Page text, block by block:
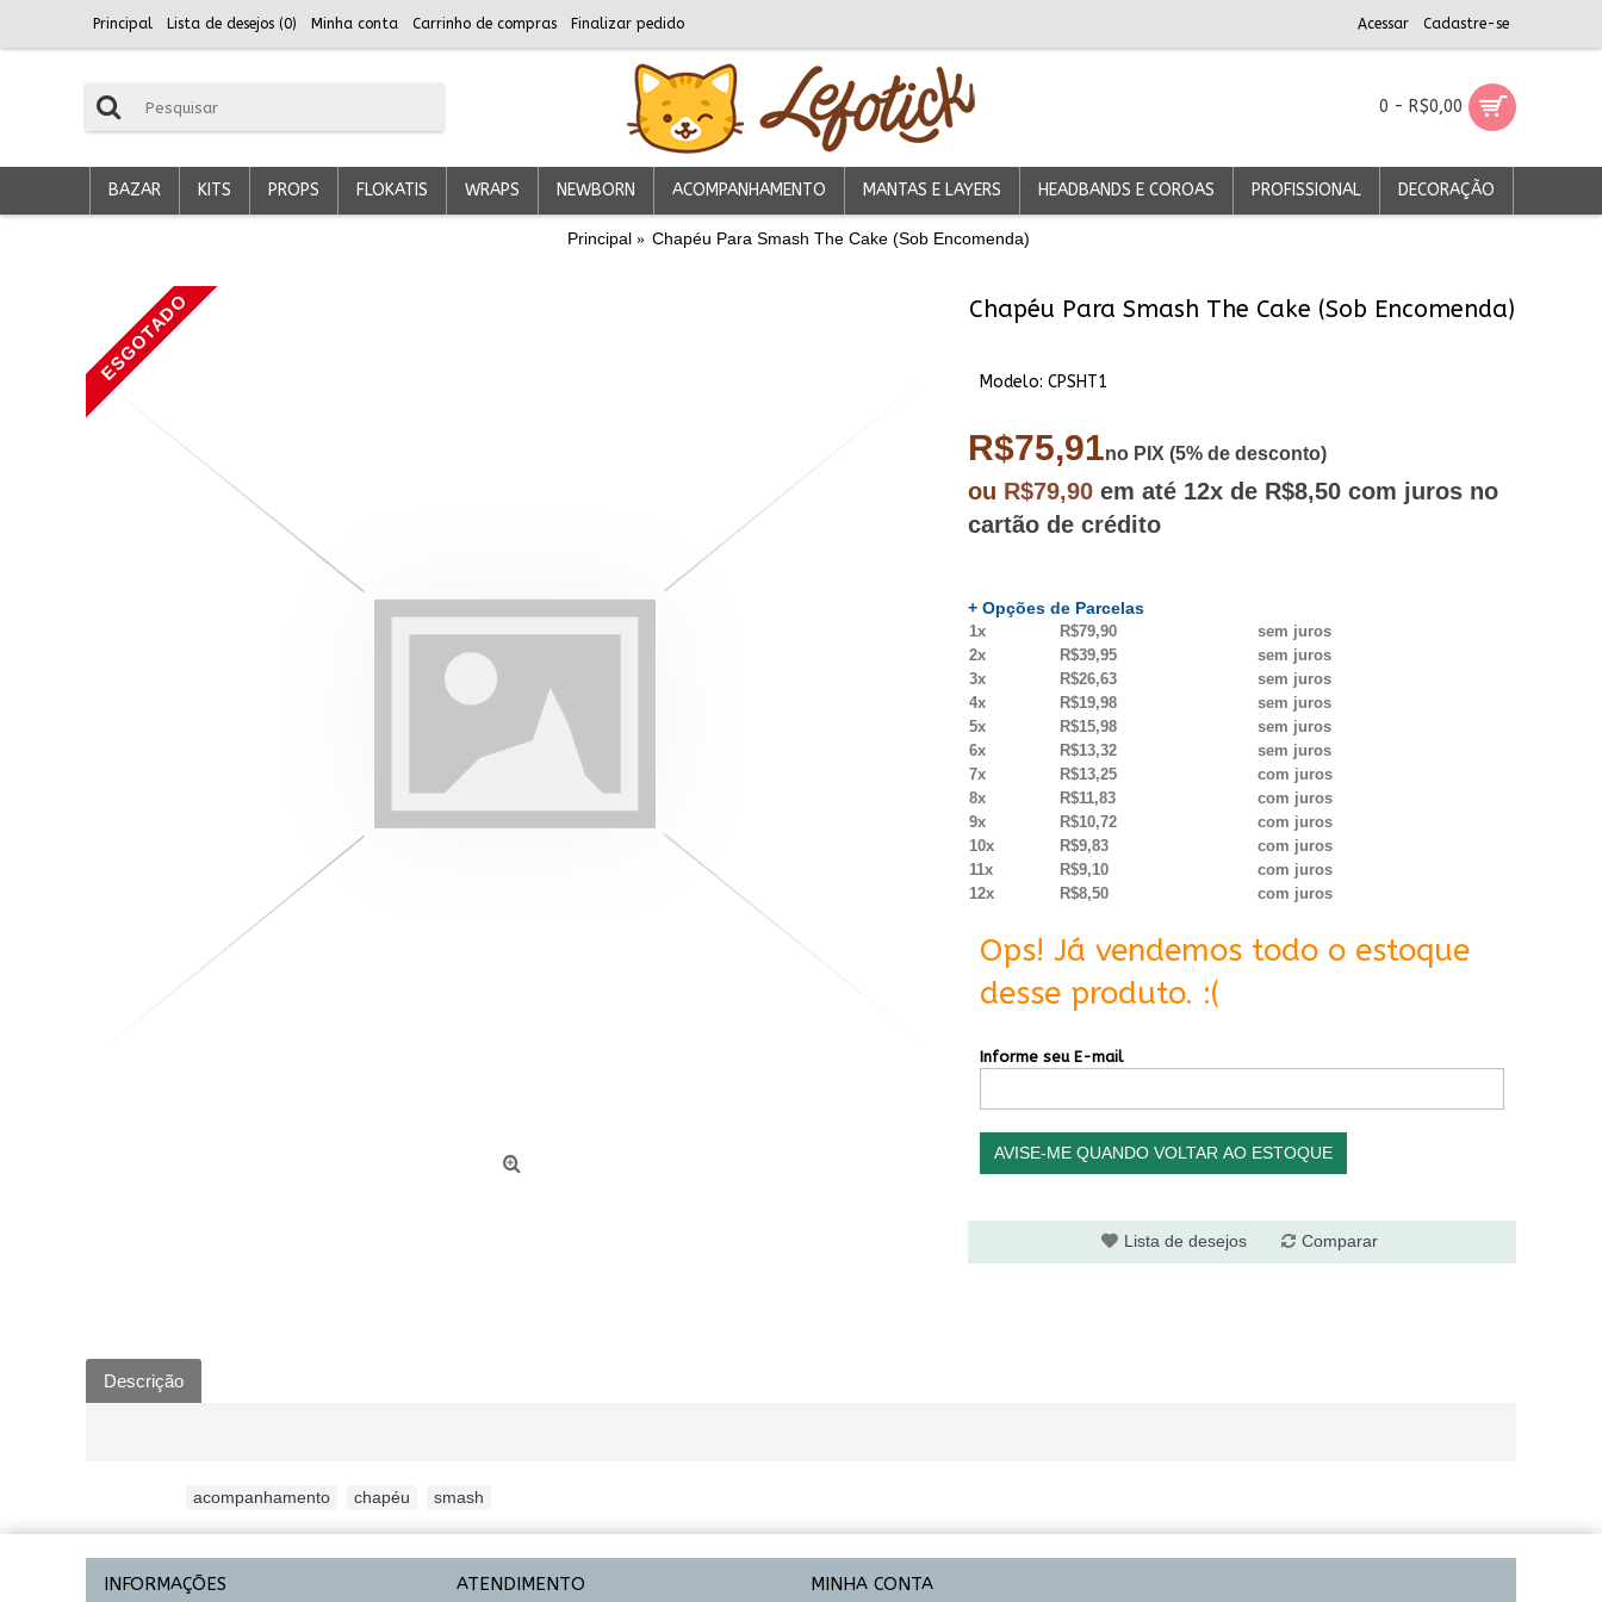
Principal Lista de desejos (0) Minha conta Carrinho de compras Finalizar pedido Acessar Cadastre-se
0 - R$0,00
BAZAR KITS PROPS FLOKATIS WRAPS NEWBORN ACOMPANHAMENTO MANTAS E LAYERS HEADBANDS E COROAS PROFISSIONAL DECORAÇÃO
Principal Chapéu Para Smash The Cake (Sob Encomenda)
ESGOTADO Chapéu Para Smash The Cake (Sob Encomenda)
Modelo: CPSHT1
R$75,91no PIX (5% de desconto)
ou R$79,90 em até 12x de R$8,50 com juros no
cartão de crédito
+ Opções de Parcelas
1x R$79,90
sem juros
2x
R$39,95
sem juros
3x
R$26,63
sem juros
4x
R$19,98
sem juros
5x
R$15,98
sem juros
6x
R$13,32
sem juros
7x
R$13,25
com juros
8x
R$11,83
com juros
9x
R$10,72
com juros
10x
R$9,83
com juros
11x
R$9,10
com juros
12x
R$8,50 com juros
Ops! Já vendemos todo o estoque
desse produto. :(
Informe seu E-mail
AVISE-ME QUANDO VOLTAR AO ESTOQUE
Lista de desejos Comparar
Descrição
acompanhamento chapéu smash
INFORMAÇÕES ATENDIMENTO MINHA CONTA